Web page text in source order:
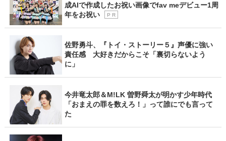
成AIで作成したお祝い画像でfav meデビュー1周
年をお祝い
P R
佐野勇斗、『トイ・ストーリー５』声優に強い
責任感 大好きだからこそ「裏切らないよう
に」
今井竜太郎＆M!LK 曽野舜太が明かす少年時代
「おまえの罪を数えろ！」って誰にでも言って
た